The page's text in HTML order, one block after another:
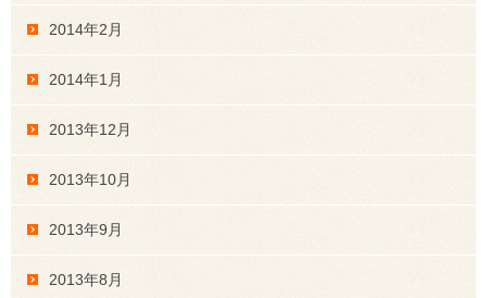
2014年2月
2014年1月
2013年12月
2013年10月
2013年9月
2013年8月